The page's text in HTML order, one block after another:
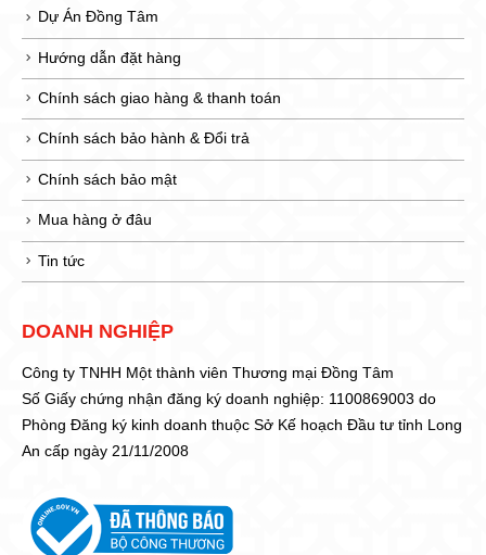
Dự Án Đồng Tâm
Hướng dẫn đặt hàng
Chính sách giao hàng & thanh toán
Chính sách bảo hành & Đổi trả
Chính sách bảo mật
Mua hàng ở đâu
Tin tức
DOANH NGHIỆP
Công ty TNHH Một thành viên Thương mại Đồng Tâm
Số Giấy chứng nhận đăng ký doanh nghiệp: 1100869003 do
Phòng Đăng ký kinh doanh thuộc Sở Kế hoạch Đầu tư tỉnh Long
An cấp ngày 21/11/2008